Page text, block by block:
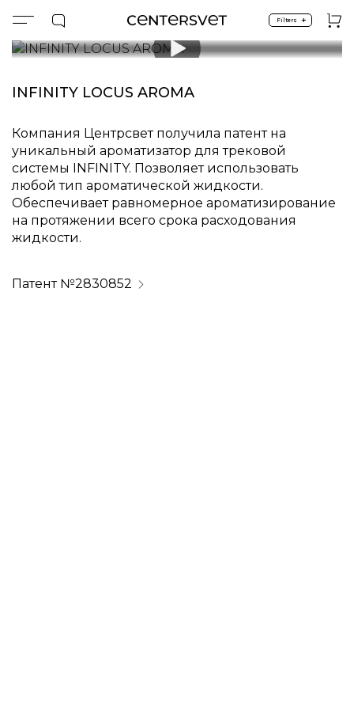
Filters +
Main page
News
INFINITY LOCUS AROMA PATENT
Dec. 6, 2024
INFINITY LOCUS AROMA PATENT. Development
INFINITY LOCUS AROMA
Компания Центрсвет получила патент на
уникальный ароматизатор для трековой
системы INFINITY. Позволяет использовать
любой тип ароматической жидкости.
Обеспечивает равномерное ароматизирование
на протяжении всего срока расходования
жидкости.
Патент №2830852